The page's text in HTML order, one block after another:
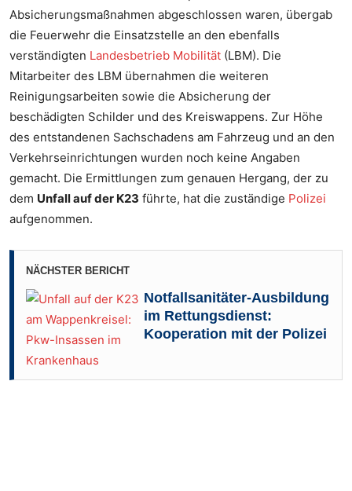
Foto: Feuerwehr Otterstadt
Absicherungsmaßnahmen abgeschlossen waren, übergab
die Feuerwehr die Einsatzstelle an den ebenfalls
verständigten Landesbetrieb Mobilität (LBM). Die
Mitarbeiter des LBM übernahmen die weiteren
Reinigungsarbeiten sowie die Absicherung der
beschädigten Schilder und des Kreiswappens. Zur Höhe
des entstandenen Sachschadens am Fahrzeug und an den
Verkehrseinrichtungen wurden noch keine Angaben
gemacht. Die Ermittlungen zum genauen Hergang, der zu
dem Unfall auf der K23 führte, hat die zuständige Polizei
aufgenommen.
NÄCHSTER BERICHT
Notfallsanitäter-Ausbildung
im Rettungsdienst:
Kooperation mit der Polizei